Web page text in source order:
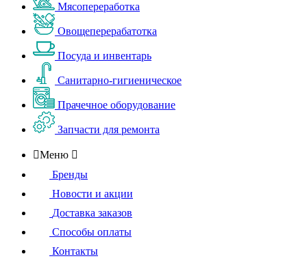
Мясопереработка
Овощеперерабатотка
Посуда и инвентарь
Санитарно-гигиеническое
Прачечное оборудование
Запчасти для ремонта
Меню 
Бренды
Новости и акции
Доставка заказов
Способы оплаты
Контакты